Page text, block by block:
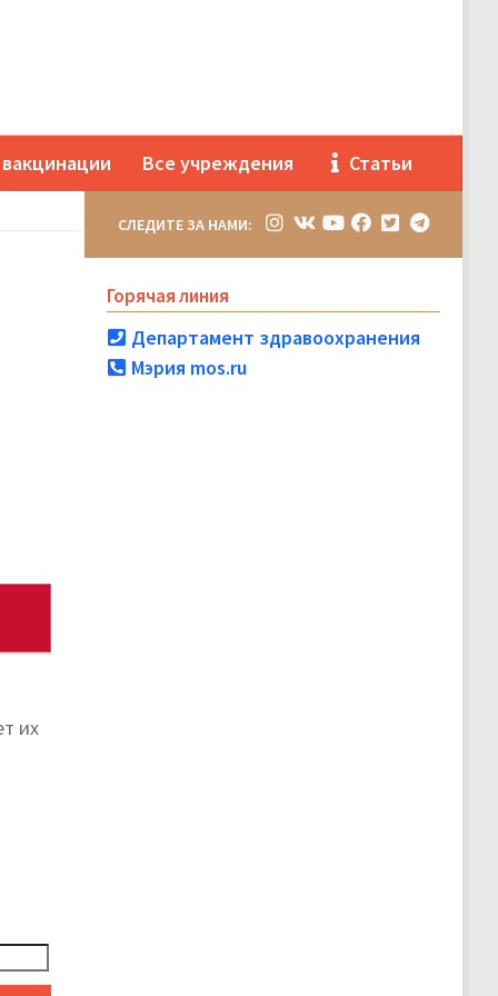
Все учреждения Статьи
их
СЛЕДИТЕ ЗА НАМИ:
Горячая линия
Департамент здравоохранения
Мэрия mos.ru